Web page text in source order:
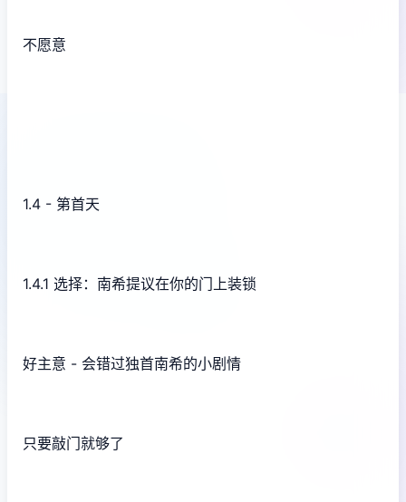
不愿意
1.4 - 第首天
1.4.1 选择：南希提议在你的门上装锁
好主意 - 会错过独首南希的小剧情
只要敲门就够了